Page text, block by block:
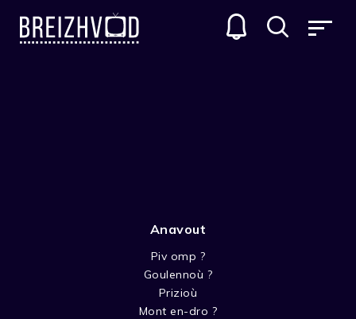
Loic De Chateaubriant
Anavout
Piv omp ?
Goulennoù ?
Prizioù
Mont en-dro ?